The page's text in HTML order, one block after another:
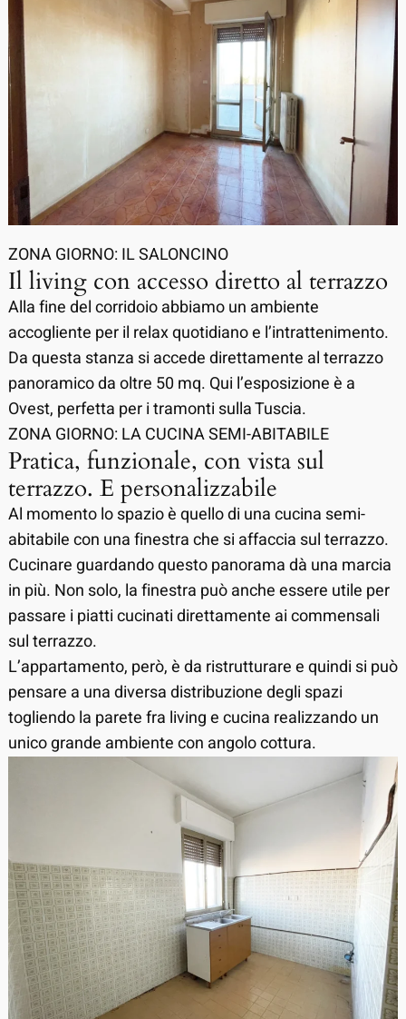
ZONA GIORNO: IL SALONCINO
Il living con accesso diretto al terrazzo
Alla fine del corridoio abbiamo un ambiente
accogliente per il relax quotidiano e l’intrattenimento.
Da questa stanza si accede direttamente al terrazzo
panoramico da oltre 50 mq. Qui l’esposizione è a
Ovest, perfetta per i tramonti sulla Tuscia.
ZONA GIORNO: LA CUCINA SEMI-ABITABILE
Pratica, funzionale, con vista sul
terrazzo. E personalizzabile
Al momento lo spazio è quello di una cucina semi-
abitabile con una finestra che si affaccia sul terrazzo.
Cucinare guardando questo panorama dà una marcia
in più. Non solo, la finestra può anche essere utile per
passare i piatti cucinati direttamente ai commensali
sul terrazzo.
L’appartamento, però, è da ristrutturare e quindi si può
pensare a una diversa distribuzione degli spazi
togliendo la parete fra living e cucina realizzando un
unico grande ambiente con angolo cottura.